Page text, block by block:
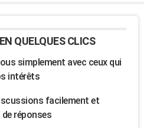
QUELQUES CLICS
simplement avec ceux qui
intérêts
facilement et
réponses